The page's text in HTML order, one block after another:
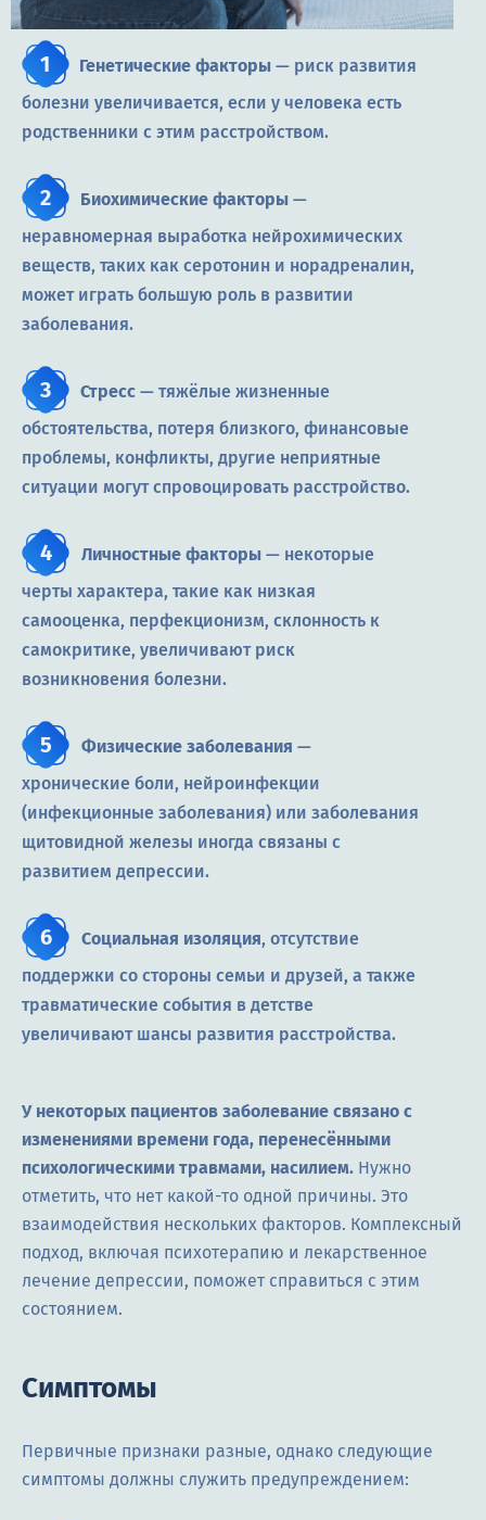
Генетические факторы — риск развития
болезни увеличивается, если у человека есть
родственники с этим расстройством.
Биохимические факторы —
неравномерная выработка нейрохимических
веществ, таких как серотонин и норадреналин,
может играть большую роль в развитии
заболевания.
Стресс — тяжёлые жизненные
обстоятельства, потеря близкого, финансовые
проблемы, конфликты, другие неприятные
ситуации могут спровоцировать расстройство.
Личностные факторы — некоторые
черты характера, такие как низкая
самооценка, перфекционизм, склонность к
самокритике, увеличивают риск
возникновения болезни.
Физические заболевания —
хронические боли, нейроинфекции
(инфекционные заболевания) или заболевания
щитовидной железы иногда связаны с
развитием депрессии.
Социальная изоляция, отсутствие
поддержки со стороны семьи и друзей, а также
травматические события в детстве
увеличивают шансы развития расстройства.
У некоторых пациентов заболевание связано с
изменениями времени года, перенесёнными
психологическими травмами, насилием. Нужно
отметить, что нет какой-то одной причины. Это
взаимодействия нескольких факторов. Комплексный
подход, включая психотерапию и лекарственное
лечение депрессии, поможет справиться с этим
состоянием.
Симптомы
Первичные признаки разные, однако следующие
симптомы должны служить предупреждением: